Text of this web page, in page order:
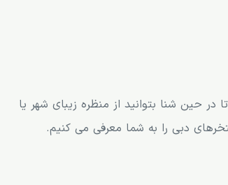
حین شنا بتوانید از منظره زیبای شهر یا
دبی را به شما معرفی می کنیم.